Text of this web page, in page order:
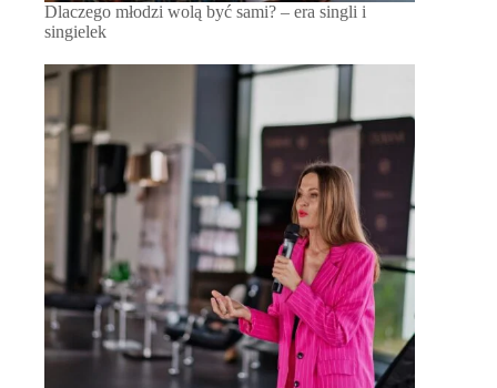
Dlaczego młodzi wolą być sami? – era singli i
singielek